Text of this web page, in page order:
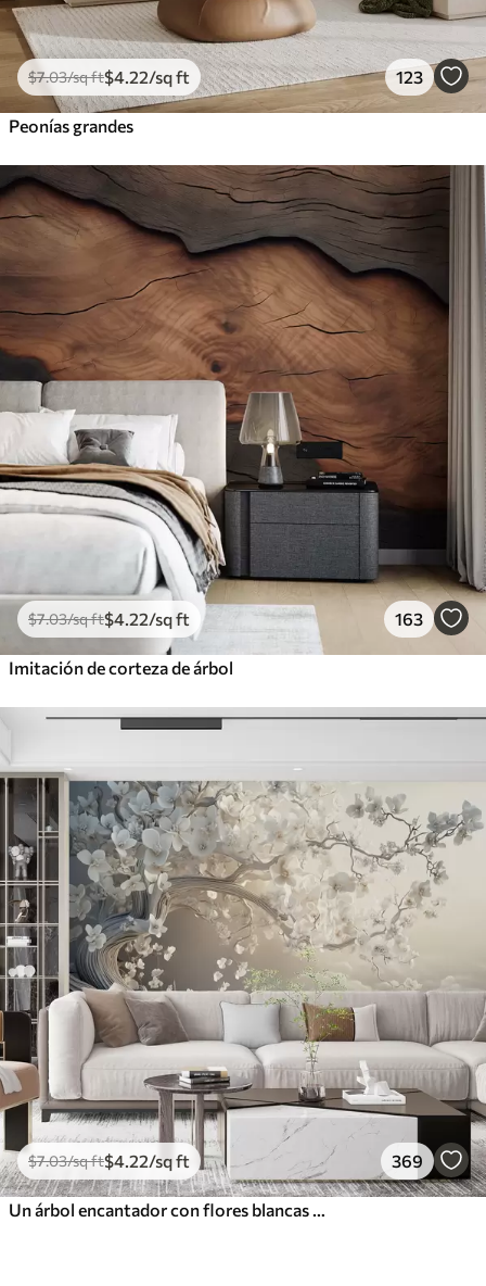
$7.03/sq ft$4 .22/sq ft 123
Peonías grandes
$7.03/sq ft$4 .22/sq ft 163
Imitación de corteza de árbol
$7.03/sq ft$4 .22/sq ft 369